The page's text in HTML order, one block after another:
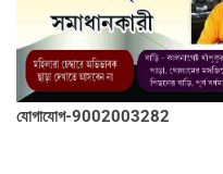
যোগাযোগ-9002003282